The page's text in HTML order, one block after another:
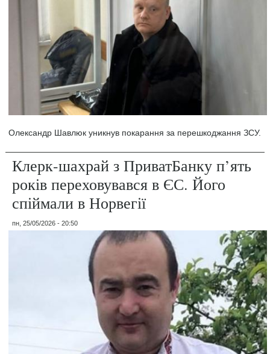
Олександр Шавлюк уникнув покарання за перешкоджання ЗСУ.
Клерк-шахрай з ПриватБанку п’ять
років переховувався в ЄС. Його
спіймали в Норвегії
пн, 25/05/2026 - 20:50